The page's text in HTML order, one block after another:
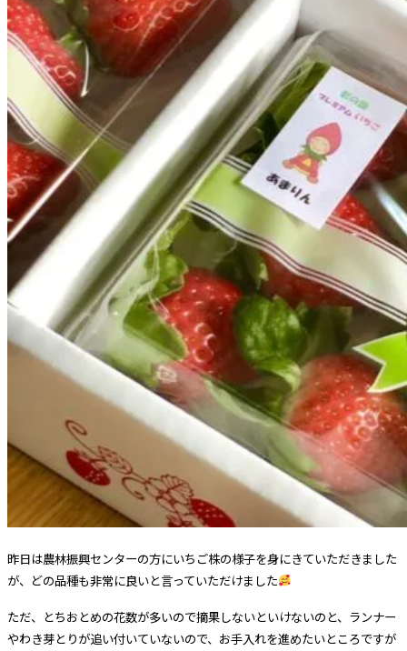
昨日は農林振興センターの方にいちご株の様子を身にきていただきました
が、どの品種も非常に良いと言っていただけました
ただ、とちおとめの花数が多いので摘果しないといけないのと、ランナー
やわき芽とりが追い付いていないので、お手入れを進めたいところですが